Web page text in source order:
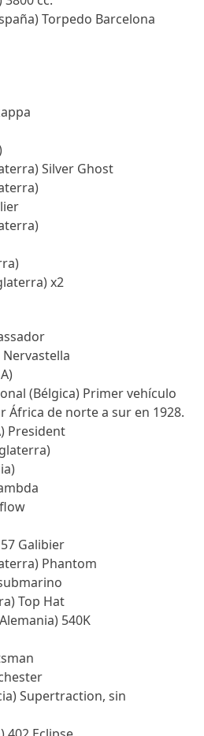
Torpedo Barcelona
Silver Ghost
x2
Nervastella
(Bélgica) Primer vehículo
África de norte a sur en 1928.
President
Galibier
Phantom
Top Hat
540K
Supertraction, sin